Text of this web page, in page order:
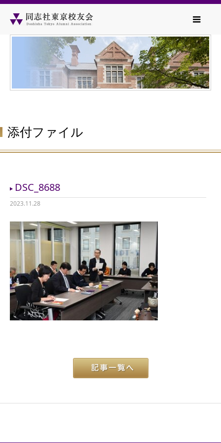
添付ファイル
DSC_8688
2023.11.28